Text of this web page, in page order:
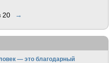
20 →
— это благодарный